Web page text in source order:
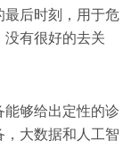
最后时刻，用于危
没有很好的去关
能够给出定性的诊
，大数据和人工智